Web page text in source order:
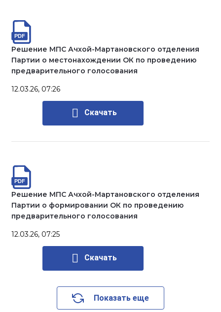
Решение МПС Ачхой-Мартановского отделения
Партии о местонахождении ОК по проведению
предварительного голосования
12.03.26, 07:26
Скачать
Решение МПС Ачхой-Мартановского отделения
Партии о формировании ОК по проведению
предварительного голосования
12.03.26, 07:25
Скачать
Показать еще